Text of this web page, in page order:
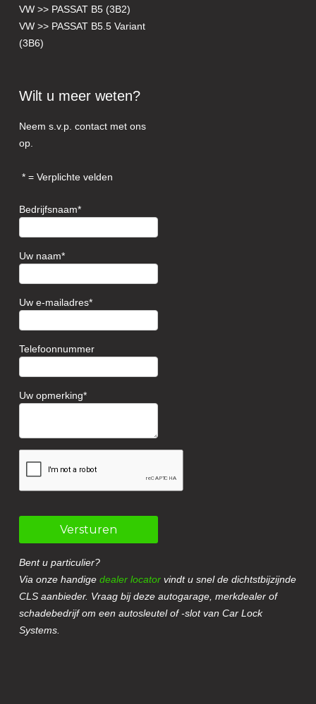
VW >> PASSAT B5 (3B2)
VW >> PASSAT B5.5 Variant
(3B6)
Wilt u meer weten?
Neem s.v.p. contact met ons
op.
= Verplichte velden
Bedrijfsnaam
Uw naam
Uw e-mailadres
Telefoonnummer
Uw opmerking
Versturen
Bent u particulier?
Via onze handigedealer locator vindt u snel de dichtstbijzijnde
CLS aanbieder. Vraag bij deze autogarage, merkdealer of
schadebedrijf om een autosleutel of -slot van Car Lock
Systems.